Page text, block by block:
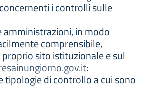
i controlli sulle
amministrazioni, in modo
comprensibile,
sito istituzionale e sul
:
tipologie di controllo a cui sono